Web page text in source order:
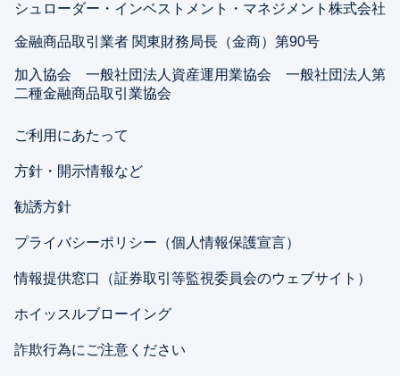
シュローダー・インベストメント・マネジメント株式会社
金融商品取引業者 関東財務局長（金商）第90号
加入協会 一般社団法人資産運用業協会 一般社団法人第
二種金融商品取引業協会
ご利用にあたって
方針・開示情報など
勧誘方針
プライバシーポリシー（個人情報保護宣言）
情報提供窓口（証券取引等監視委員会のウェブサイト）
ホイッスルブローイング
詐欺行為にご注意ください